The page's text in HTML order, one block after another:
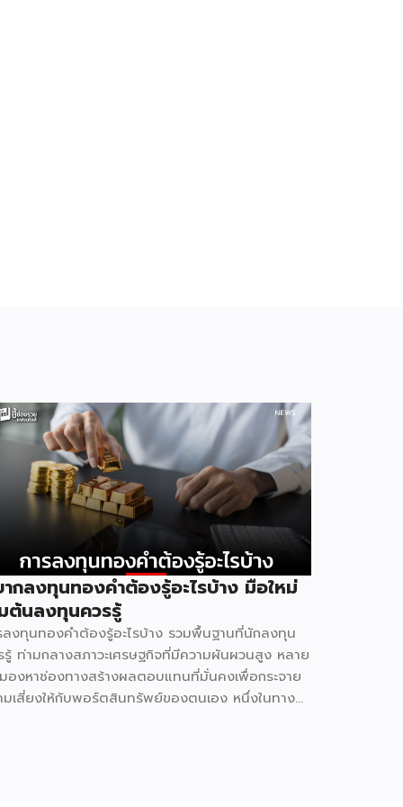
กลงทุนทองคำต้องรู้อะไรบ้าง มือใหม่
ต้นลงทุนควรรู้
ลงทุนทองคำต้องรู้อะไรบ้าง รวมพื้นฐานที่นักลงทุน
รู้ ท่ามกลางสภาวะเศรษฐกิจที่มีความผันผวนสูง หลาย
องหาช่องทางสร้างผลตอบแทนที่มั่นคงเพื่อกระจาย
มเสี่ยงให้กับพอร์ตสินทรัพย์ของตนเอง หนึ่งในทาง